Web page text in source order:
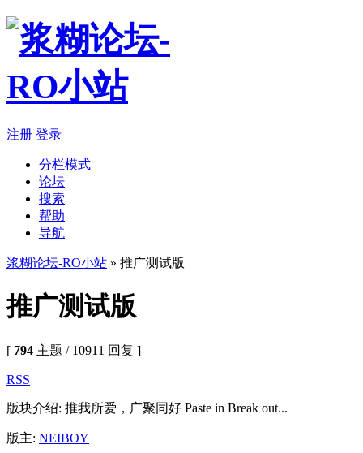
注册 登录
分栏模式
论坛
搜索
帮助
导航
浆糊论坛-RO小站 » 推广测试版
推广测试版
[ 794 主题 / 10911 回复 ]
RSS
版块介绍: 推我所爱，广聚同好 Paste in Break out...
版主: NEIBOY